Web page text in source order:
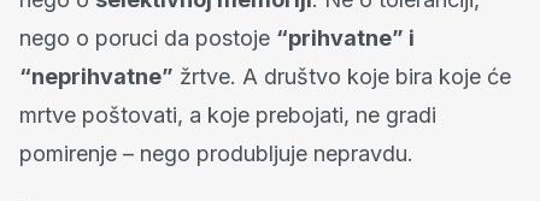
nego o poruci da postoje “prihvatne” i
“neprihvatne” žrtve. A društvo koje bira koje će
mrtve poštovati, a koje prebojati, ne gradi
pomirenje – nego produbljuje nepravdu.